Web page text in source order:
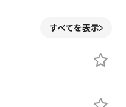
すべてを表示